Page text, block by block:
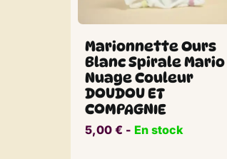
Marionnette Ours
Blanc Spirale Mario
Nuage Couleur
DOUDOU ET
COMPAGNIE
5,00€ ​​ -En stock